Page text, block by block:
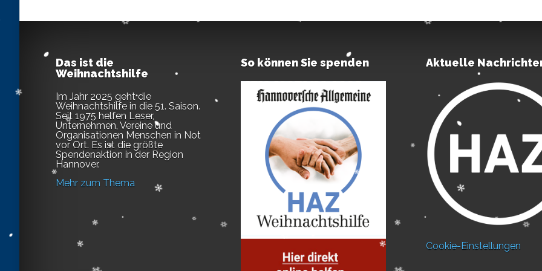
Das ist die
Weihnachtshilfe
Im Jahr 2025 geht die
Weihnachtshilfe in die 51. Saison.
Seit 1975 helfen Leser,
Unternehmen, Vereine und
Organisationen Menschen in Not
vor Ort. Es ist die größte
Spendenaktion in der Region
Hannover.
Mehr zum Thema
So können Sie spenden Aktuelle
Cookie-Einstellungen